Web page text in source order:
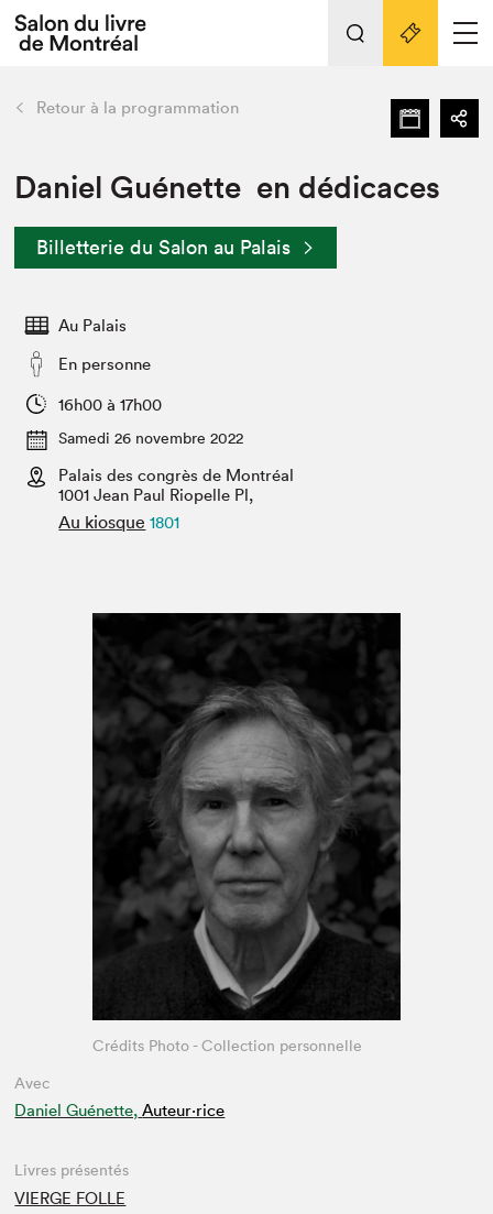
Espace exposant⋅e⋅s
Espace enseignant·e·s
Espace médias
L'événement
Préparer sa visite au Salon
Actualités
SLM PRO
retour Nos activités
Préparer sa visite
Salon dans la ville et en ligne
Projets partenaires
Liens pratiques
Retour à la programmation
Daniel Guénette en dédicaces
Billetterie du Salon au Palais
Au Palais
En personne
16h00 à 17h00
Samedi 26 novembre 2022
Palais des congrès de Montréal
1001 Jean Paul Riopelle Pl,
Au kiosque 1801
Avec
Daniel Guénette, Auteur·rice
Crédits Photo - Collection personnelle
Livres présentés
VIERGE FOLLE